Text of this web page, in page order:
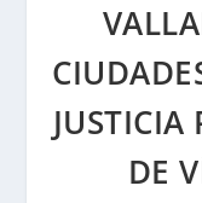
JUSTICIA
DE